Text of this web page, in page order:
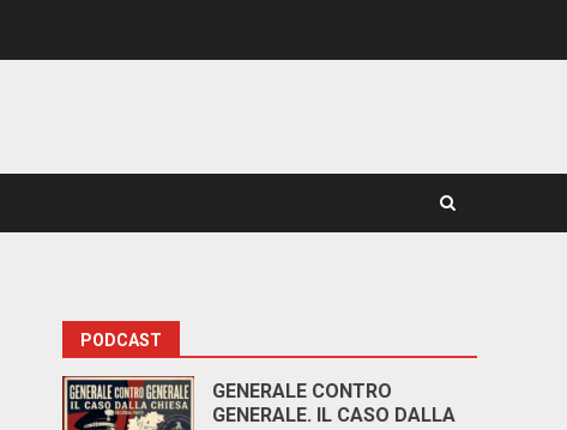
PODCAST
GENERALE CONTRO
GENERALE. IL CASO DALLA